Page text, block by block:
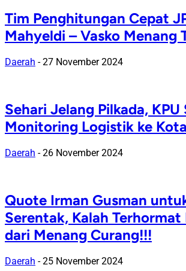
Tim Penghitungan Cepat
Mahyeldi – Vasko Menang
Daerah - 27 November 2024
Sehari Jelang Pilkada, KPU
Monitoring Logistik ke
Daerah - 26 November 2024
Quote Irman Gusman
Serentak, Kalah Terhormat
dari Menang Curang!!!
Daerah - 25 November 2024